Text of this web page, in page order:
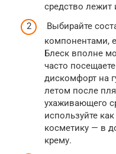
средство лежит
Выбирайте
компонентами,
Блеск вполне
часто
дискомфорт на
летом после
ухаживающего
используйте
косметику — в
крему.